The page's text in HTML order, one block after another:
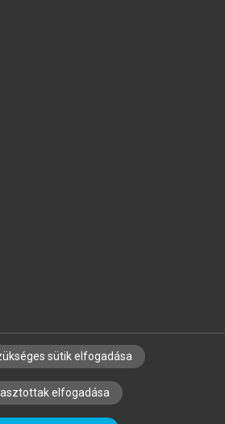
KÖNYVTÁROSOKNAK
ÉS LEKTORÁLÁSI ALAPELVEK
sütik elfogadása
elfogadása